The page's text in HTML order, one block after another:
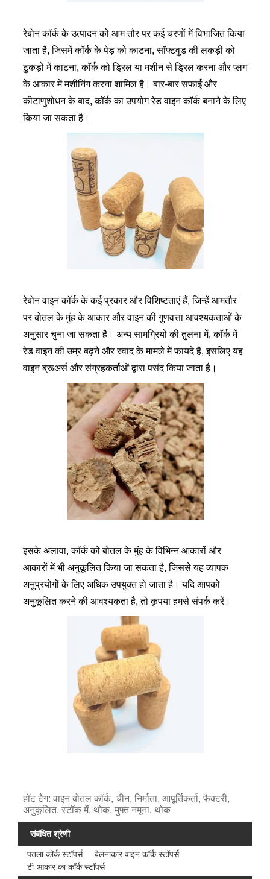
रेबोन कॉर्क के उत्पादन को आम तौर पर कई चरणों में विभाजित किया
जाता है, जिसमें कॉर्क के पेड़ को काटना, सॉफ्टवुड की लकड़ी को
टुकड़ों में काटना, कॉर्क को ड्रिल या मशीन से ड्रिल करना और प्लग
के आकार में मशीनिंग करना शामिल है। बार-बार सफाई और
कीटाणुशोधन के बाद, कॉर्क का उपयोग रेड वाइन कॉर्क बनाने के लिए
किया जा सकता है।
रेबोन वाइन कॉर्क के कई प्रकार और विशिष्टताएं हैं, जिन्हें आमतौर
पर बोतल के मुंह के आकार और वाइन की गुणवत्ता आवश्यकताओं के
अनुसार चुना जा सकता है। अन्य सामग्रियों की तुलना में, कॉर्क में
रेड वाइन की उम्र बढ़ने और स्वाद के मामले में फायदे हैं, इसलिए यह
वाइन ब्रूअर्स और संग्रहकर्ताओं द्वारा पसंद किया जाता है।
इसके अलावा, कॉर्क को बोतल के मुंह के विभिन्न आकारों और
आकारों में भी अनुकूलित किया जा सकता है, जिससे यह व्यापक
अनुप्रयोगों के लिए अधिक उपयुक्त हो जाता है। यदि आपको
अनुकूलित करने की आवश्यकता है, तो कृपया हमसे संपर्क करें।
हॉट टैग: वाइन बोतल कॉर्क, चीन, निर्माता, आपूर्तिकर्ता, फैक्टरी,
अनुकूलित, स्टॉक में, थोक, मुफ्त नमूना, थोक
संबंधित श्रेणी
पतला कॉर्क स्टॉपर्स
बेलनाकार वाइन कॉर्क स्टॉपर्स
टी-आकार का कॉर्क स्टॉपर्स